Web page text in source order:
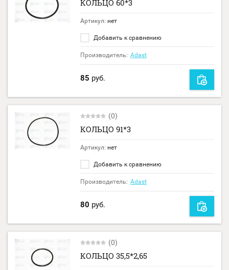
КОЛЬЦО 60*3
Артикул: нет
Добавить к сравнению
Производитель: Adast
85 руб.
(0)
КОЛЬЦО 91*3
Артикул: нет
Добавить к сравнению
Производитель: Adast
80 руб.
(0)
КОЛЬЦО 35,5*2,65